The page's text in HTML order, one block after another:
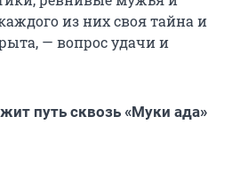
из них своя тайна и
— вопрос удачи и
путь сквозь «Муки ада»